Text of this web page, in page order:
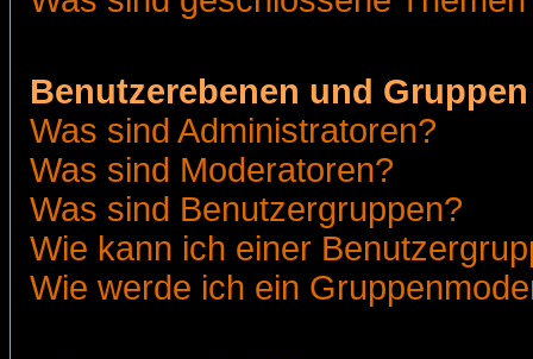
Benutzerebenen und Gruppen
Was sind Administratoren?
Was sind Moderatoren?
Was sind Benutzergruppen?
Wie kann ich einer
Wie werde ich ein